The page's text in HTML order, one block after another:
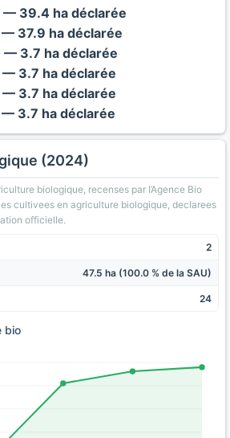
— 39.4 ha déclarée
37.9 ha déclarée
— 3.7 ha déclarée
— 3.7 ha déclarée
— 3.7 ha déclarée
3.7 ha déclarée
(2024)
biologique, recenses par l’Agence Bio
cultivees en agriculture biologique, declarees
officielle.
2
47.5 ha (100.0 % de la SAU)
24
bio